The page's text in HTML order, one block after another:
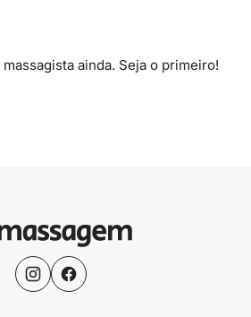
ainda. Seja o primeiro!